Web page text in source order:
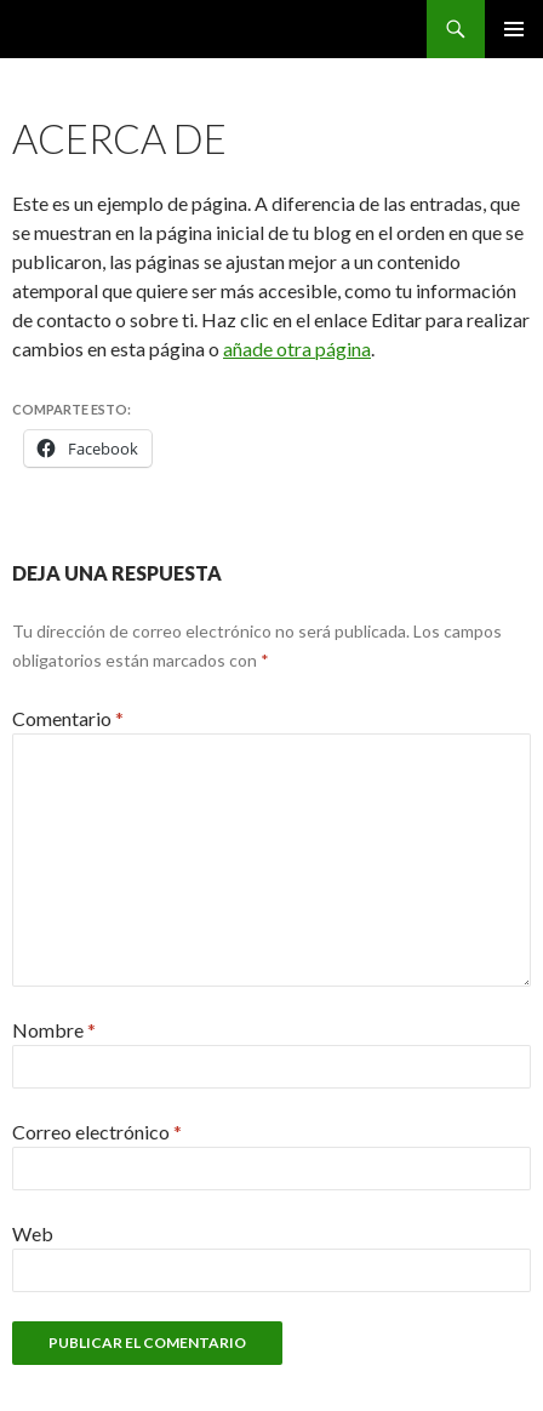
ACERCA DE
Este es un ejemplo de página. A diferencia de las entradas, que
se muestran en la página inicial de tu blog en el orden en que se
publicaron, las páginas se ajustan mejor a un contenido
atemporal que quiere ser más accesible, como tu información
de contacto o sobre ti. Haz clic en el enlace Editar para realizar
cambios en esta página o añade otra página.
COMPARTE ESTO:
Facebook
DEJA UNA RESPUESTA
Tu dirección de correo electrónico no será publicada. Los campos
obligatorios están marcados con *
Comentario *
Nombre*
Correo electrónico *
Web